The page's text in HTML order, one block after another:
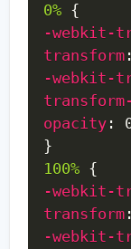
0% {
-webkit-
transform :
-webkit-
opacity :
}
100% {
-webkit-
transform :
-webkit-